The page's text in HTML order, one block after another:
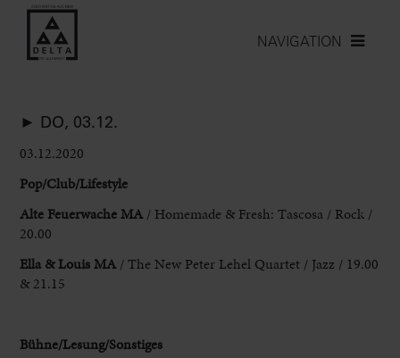
NAVIGATION
► DO, 03.12.
03.12.2020
Pop/Club/Lifestyle
Alte Feuerwache MA / Homemade & Fresh: Tascosa / Rock /
20.00
Ella & Louis MA / The New Peter Lehel Quartet / Jazz / 19.00
& 21.15
Bühne/Lesung/Sonstiges